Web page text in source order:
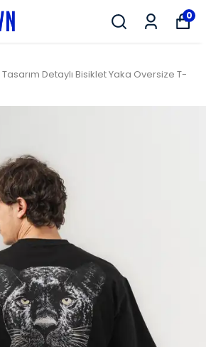
0
Detaylı Bisiklet Yaka Oversize T-